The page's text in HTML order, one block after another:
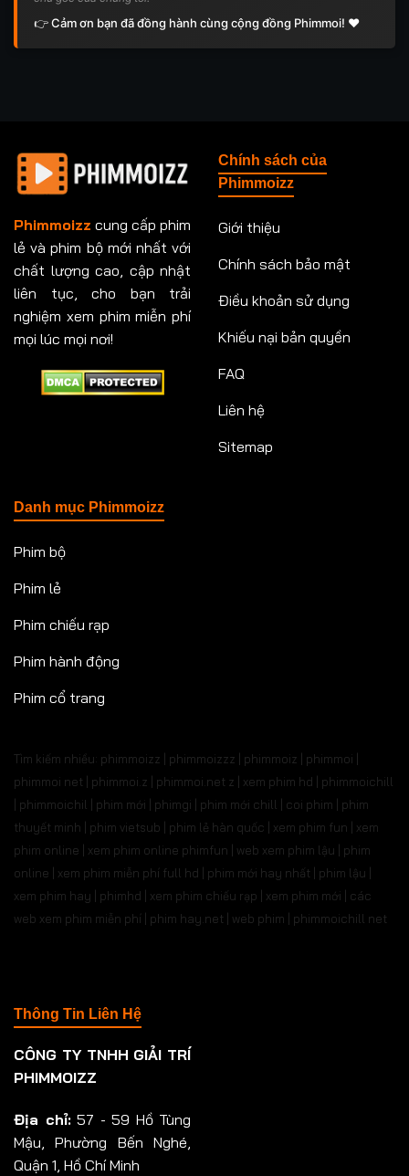
👉 Cảm ơn bạn đã đồng hành cùng cộng đồng Phimmoi! ❤️
Phimmoizz cung cấp phim
lẻ và phim bộ mới nhất với
chất lượng cao, cập nhật
liên tục, cho bạn trải
nghiệm xem phim miễn phí
mọi lúc mọi nơi!
Chính sách của
Phimmoizz
Giới thiệu
Chính sách bảo mật
Điều khoản sử dụng
Khiếu nại bản quyền
FAQ
Liên hệ
Sitemap
Danh mục Phimmoizz
Phim bộ
Phim lẻ
Phim chiếu rạp
Phim hành động
Phim cổ trang
Tìm kiếm nhiều: phimmoizz | phimmoizzz | phimmoiz | phimmoi |
phimmoi net | phimmoi.z | phimmoi.net z | xem phim hd | phimmoichill
| phimmoichil | phim mới | phimgi | phim mới chill | coi phim | phim
thuyết minh | phim vietsub | phim lẻ hàn quốc | xem phim fun | xem
phim online | xem phim online phimfun | web xem phim lậu | phim
online | xem phim miễn phí full hd | phim mới hay nhất | phim lậu |
xem phim hay | phimhd | xem phim chiếu rạp | xem phim mới | các
web xem phim miễn phí | phim hay.net | web phim | phimmoichill net
Thông Tin Liên Hệ
CÔNG TY TNHH GIẢI TRÍ
PHIMMOIZZ
Địa chỉ:57 - 59 Hồ Tùng
Mậu, Phường Bến Nghé,
Quận 1, Hồ Chí Minh